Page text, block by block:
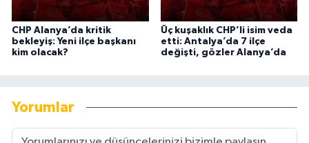
CHP Alanya’da kritik
bekleyiş: Yeni ilçe başkanı
kim olacak?
Üç kuşaklık CHP’li isim veda
etti: Antalya’da 7 ilçe
değişti, gözler Alanya’da
Yorumlar